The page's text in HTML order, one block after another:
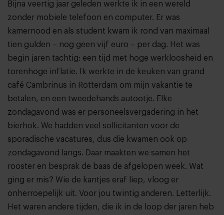
Bijna veertig jaar geleden werkte ik in een wereld
zonder mobiele telefoon en computer. Er was
kamernood en als student kwam ik rond van maximaal
tien gulden – nog geen vijf euro – per dag. Het was
begin jaren tachtig: een tijd met hoge werkloosheid en
torenhoge inflatie. Ik werkte in de keuken van grand
café Cambrinus in Rotterdam om mijn vakantie te
betalen, en een tweedehands autootje. Elke
zondagavond was er personeelsvergadering in het
bierhok. We hadden veel sollicitanten voor de
sporadische vacatures, dus die kwamen ook op
zondagavond langs. Daar maakten we samen het
rooster en besprak de baas de afgelopen week. Wat
ging er mis? Wie de kantjes eraf liep, vloog er
onherroepelijk uit. Voor jou twintig anderen. Letterlijk.
Het waren andere tijden, die ik in de loop der jaren heb